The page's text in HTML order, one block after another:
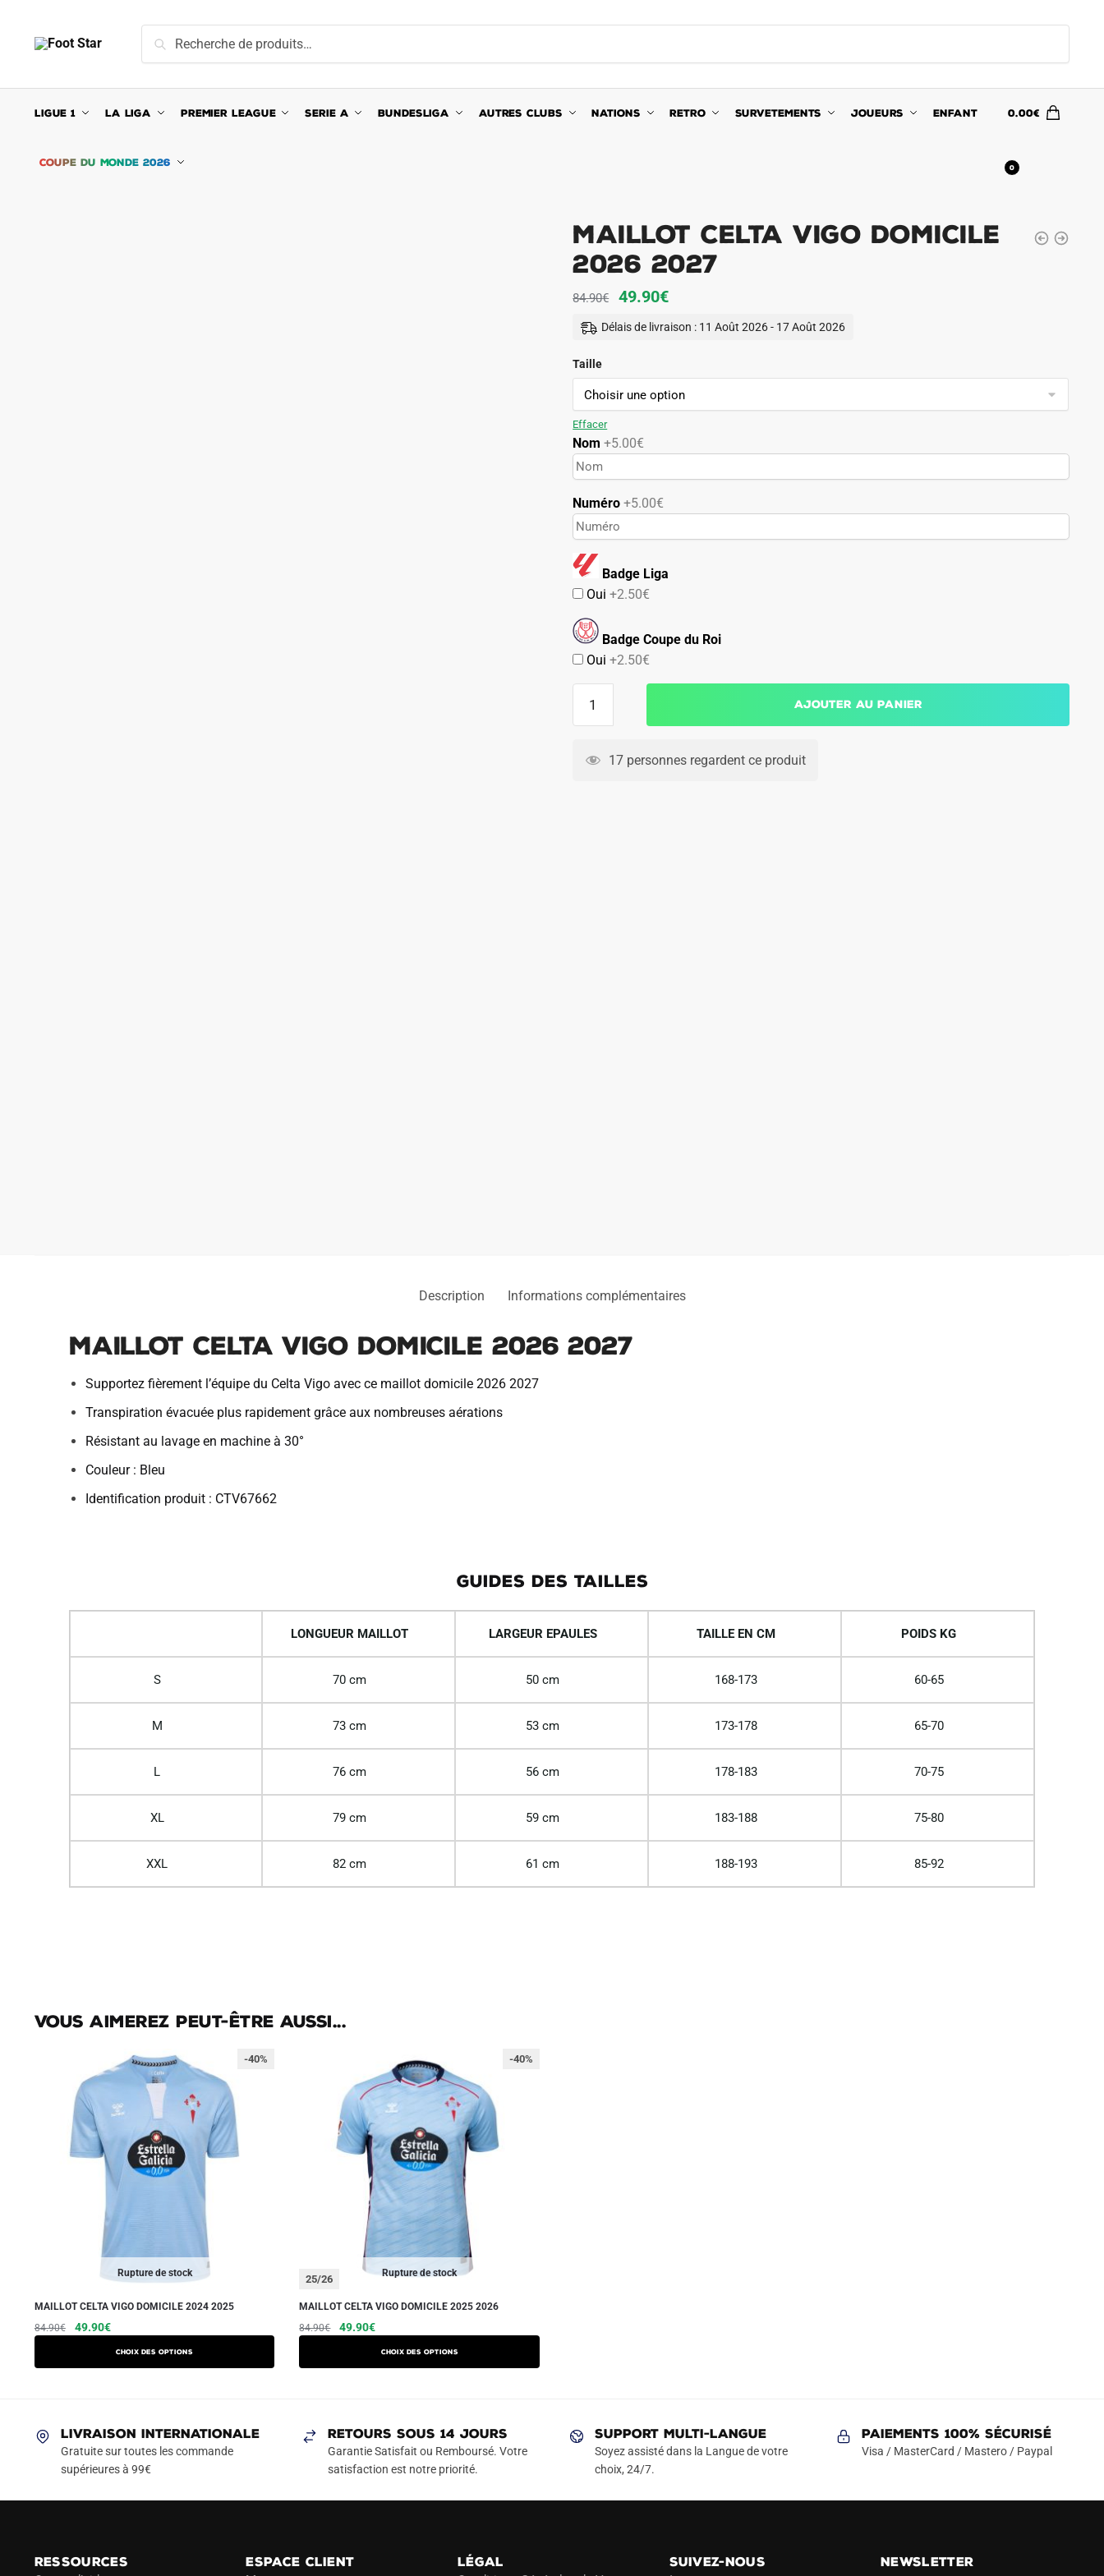
navigation
content
pour :
Recherche
LIGUE 1 LA LIGA PREMIER LEAGUE SERIE A BUNDESLIGA AUTRES CLUBS NATIONS RETRO SURVETEMENTS JOUEURS ENFANT
COUPE DU MONDE 2026
0.00€
0
Maillot Celta Vigo Domicile
2026 2027
84.90€
Le
prix
84.90€.
49.90€Le
prix
49.90€.
Délais de livraison : 11 Août 2026 - 17 Août 2026
Taille
Effacer
Nom +5.00€
Numéro+5.00€
Badge Liga
Oui+2.50€
Badge Coupe du Roi
Oui+2.50€
Celta
Ajouter au panier
17 personnes regardent ce produit
Description Informations complémentaires
Maillot Celta Vigo Domicile 2026 2027
Supportez fièrement l’équipe du Celta Vigo avec ce maillot domicile 2026 2027
Transpiration évacuée plus rapidement grâce aux nombreuses aérations
Résistant au lavage en machine à 30°
Couleur : Bleu
Identification produit : CTV67662
GUIDES DES TAILLES
LONGUEUR MAILLOT LARGEUR EPAULES TAILLE EN CM POIDS KG
S 70 cm 50 cm 168-173 60-65
M 73 cm 53 cm 173-178 65-70
L 76 cm 56 cm 178-183 70-75
XL 79 cm 59 cm 183-188 75-80
XXL 82 cm 61 cm 188-193 85-92
Vous aimerez peut-être aussi...
Rupture de stock
-40%
MAILLOT CELTA VIGO DOMICILE 2024 2025
84.90€
Le
49.90€Le
Choix des options
Ce
produit
a
Les
options
peuvent
page
Rupture de stock
-40%
25/26
MAILLOT CELTA VIGO DOMICILE 2025 2026
84.90€
Le
49.90€Le
Choix des options
Ce
produit
a
Les
options
peuvent
LIVRAISON INTERNATIONALE
Gratuite sur toutes les commande
supérieures à 99€
RETOURS SOUS 14 JOURS
Garantie Satisfait ou Remboursé. Votre
satisfaction est notre priorité.
SUPPORT MULTI-LANGUE
Soyez assisté dans la Langue de votre
choix, 24/7.
Paiements 100% Sécurisé
Visa / MasterCard / Mastero / Paypal
RESSOURCES
ESPACE CLIENT
LÉGAL
SUIVEZ-NOUS
NEWSLETTER